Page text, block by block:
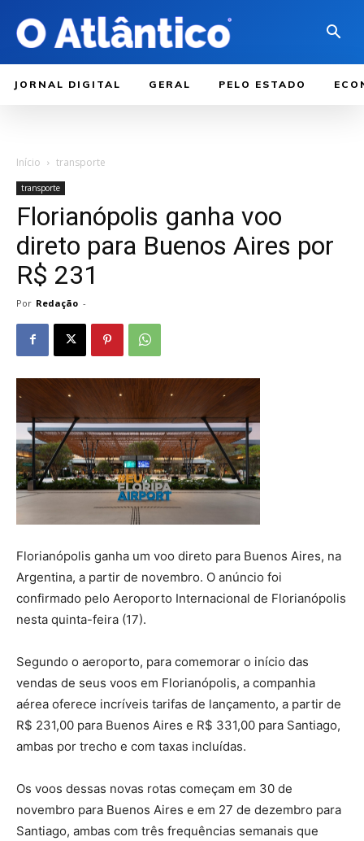
JORNAL DIGITAL GERAL PELO ESTADO
Início transporte
transporte
Florianópolis ganha voo
direto para Buenos Aires por
R$ 231
Por Redação -
Florianópolis ganha um voo direto para Buenos Aires, na
Argentina, a partir de novembro. O anúncio foi
confirmado pelo Aeroporto Internacional de Florianópolis
nesta quinta-feira (17).
Segundo o aeroporto, para comemorar o início das
vendas de seus voos em Florianópolis, a companhia
aérea oferece incríveis tarifas de lançamento, a partir de
R$ 231,00 para Buenos Aires e R$ 331,00 para Santiago,
ambas por trecho e com taxas incluídas.
Os voos dessas novas rotas começam em 30 de
novembro para Buenos Aires e em 27 de dezembro para
Santiago, ambas com três frequências semanais que